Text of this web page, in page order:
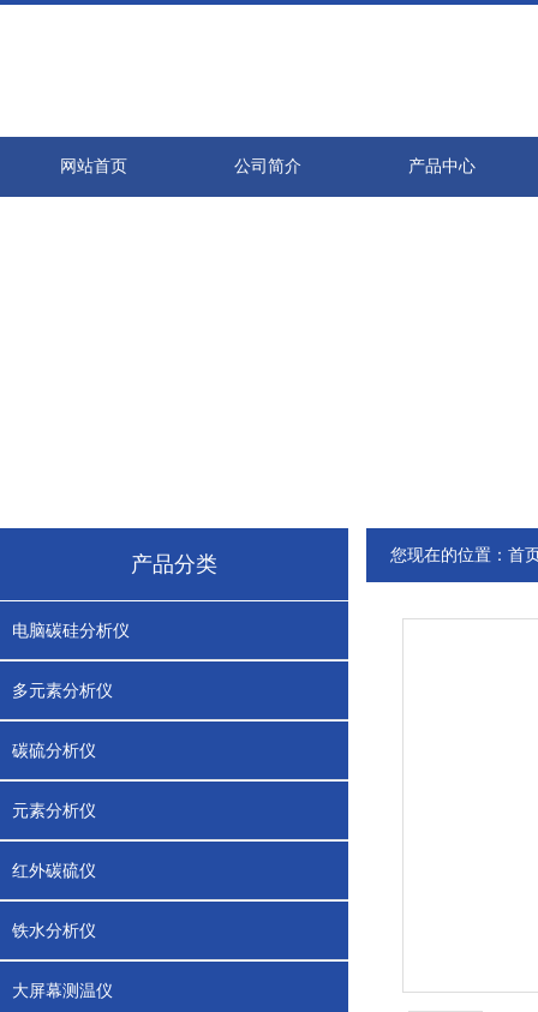
网站首页 公司简介 产品中心
产品分类
电脑碳硅分析仪
多元素分析仪
碳硫分析仪
元素分析仪
红外碳硫仪
铁水分析仪
大屏幕测温仪
您现在的位置： 首